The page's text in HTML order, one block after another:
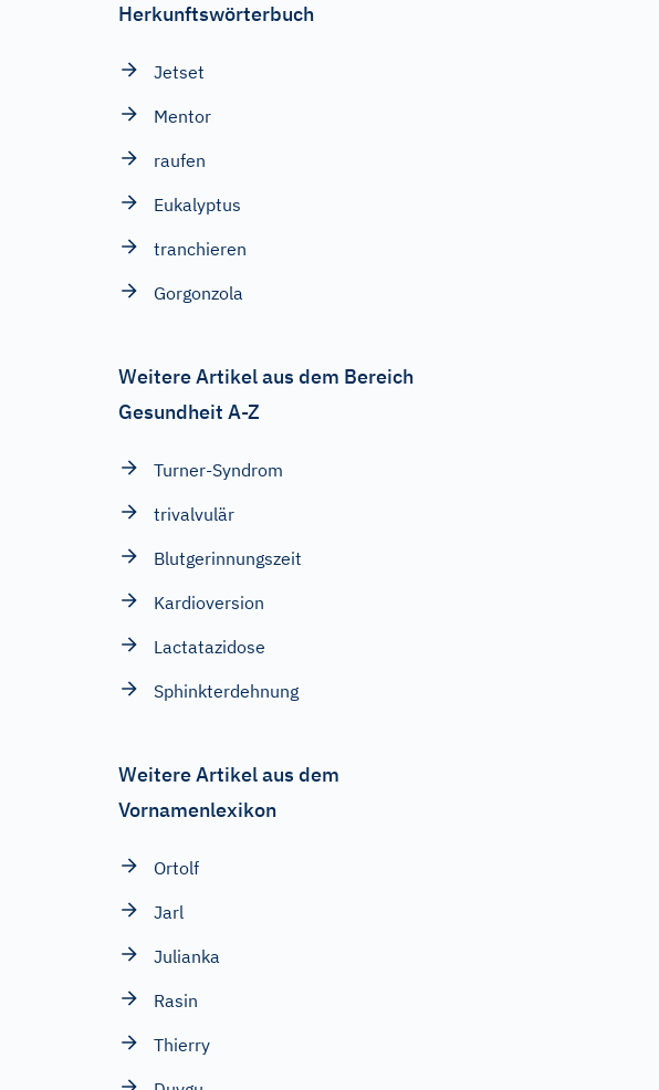
Herkunftswörterbuch
Jetset
Mentor
raufen
Eukalyptus
tranchieren
Gorgonzola
Weitere Artikel aus dem Bereich
Gesundheit A-Z
Turner-Syndrom
trivalvulär
Blutgerinnungszeit
Kardioversion
Lactatazidose
Sphinkterdehnung
Weitere Artikel aus dem
Vornamenlexikon
Ortolf
Jarl
Julianka
Rasin
Thierry